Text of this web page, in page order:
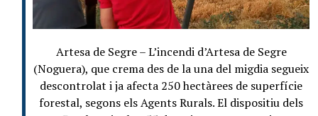
Artesa de Segre – L’incendi d’Artesa de Segre
(Noguera), que crema des de la una del migdia segueix
descontrolat i ja afecta 250 hectàrees de superfície
forestal, segons els Agents Rurals. El dispositiu dels